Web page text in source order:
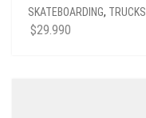
SKATEBOARDING, TRUCKS
$29.990